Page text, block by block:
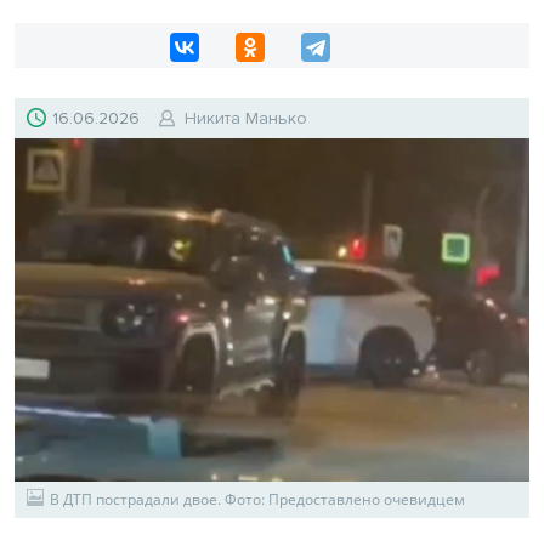
16.06.2026 Никита Манько
В ДТП пострадали двое. Фото: Предоставлено очевидцем